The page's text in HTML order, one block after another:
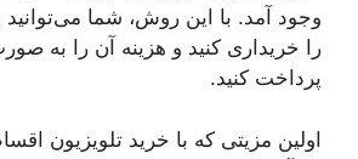
وجود آمد. با این روش، شما می‌توانید
را خریداری کنید و هزینه آن را به
پرداخت کنید.
اولین مزیتی که با خرید تلویزیون